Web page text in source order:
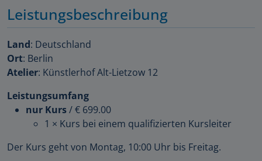
Leistungsbeschreibung
Land: Deutschland
Ort: Berlin
Atelier: Künstlerhof Alt-Lietzow 12
Leistungsumfang
nur Kurs/€ 699.00
1 × Kurs bei einem qualifizierten Kursleiter
Der Kurs geht von Montag, 10:00 Uhr bis Freitag.